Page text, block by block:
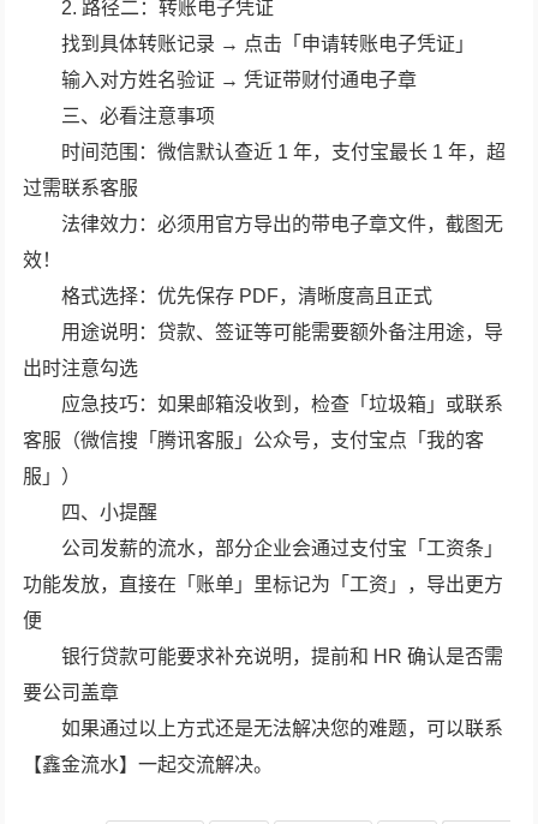
2. 路径二：转账电子凭证
找到具体转账记录 → 点击「申请转账电子凭证」
输入对方姓名验证 → 凭证带财付通电子章
三、必看注意事项
时间范围：微信默认查近 1 年，支付宝最长 1 年，超
过需联系客服
法律效力：必须用官方导出的带电子章文件，截图无
效！
格式选择：优先保存 PDF，清晰度高且正式
用途说明：贷款、签证等可能需要额外备注用途，导
出时注意勾选
应急技巧：如果邮箱没收到，检查「垃圾箱」或联系
客服（微信搜「腾讯客服」公众号，支付宝点「我的客
服」）
四、小提醒
公司发薪的流水，部分企业会通过支付宝「工资条」
功能发放，直接在「账单」里标记为「工资」，导出更方
便
银行贷款可能要求补充说明，提前和 HR 确认是否需
要公司盖章
如果通过以上方式还是无法解决您的难题，可以联系
【鑫金流水】一起交流解决。